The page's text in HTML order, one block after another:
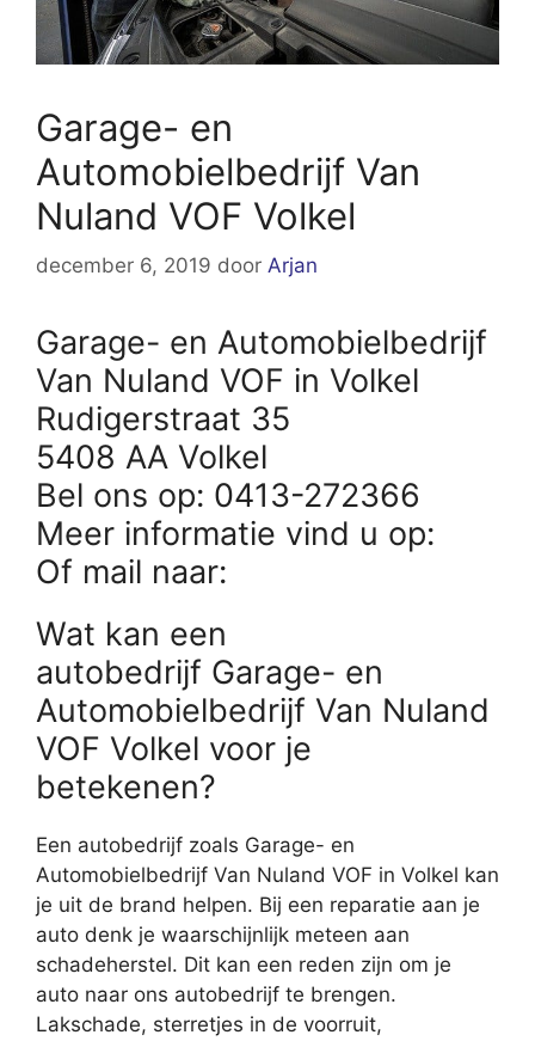
Garage- en
Automobielbedrijf Van
Nuland VOF Volkel
december 6, 2019 door Arjan
Garage- en Automobielbedrijf
Van Nuland VOF in Volkel
Rudigerstraat 35
5408 AA Volkel
Bel ons op: 0413-272366
Meer informatie vind u op:
Of mail naar:
Wat kan een
autobedrijf Garage- en
Automobielbedrijf Van Nuland
VOF Volkel voor je
betekenen?
Een autobedrijf zoals Garage- en
Automobielbedrijf Van Nuland VOF in Volkel kan
je uit de brand helpen. Bij een reparatie aan je
auto denk je waarschijnlijk meteen aan
schadeherstel. Dit kan een reden zijn om je
auto naar ons autobedrijf te brengen.
Lakschade, sterretjes in de voorruit,